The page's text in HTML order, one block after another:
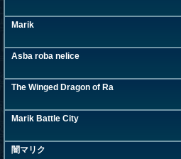
Marik
Asba roba nelice
The Winged Dragon of Ra
Marik Battle City
闇マリク